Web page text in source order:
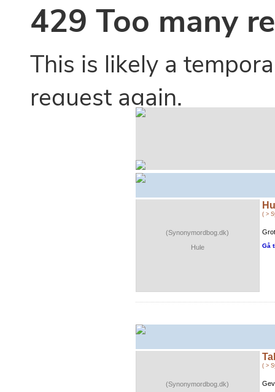
(Synonymordbog.dk)
Hule
( >
Gå
(Synonymordbog.dk)
( >